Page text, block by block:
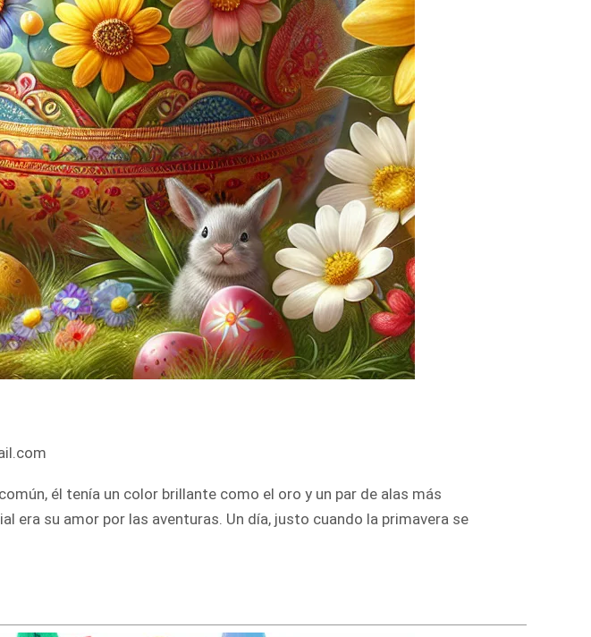
él tenía un color brillante como el oro y un par de alas más
era su amor por las aventuras. Un día, justo cuando la primavera se